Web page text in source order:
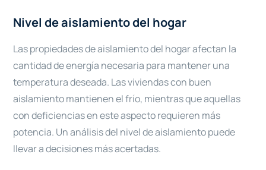
Nivel de aislamiento del hogar
Las propiedades de aislamiento del hogar afectan la
cantidad de energía necesaria para mantener una
temperatura deseada. Las viviendas con buen
aislamiento mantienen el frío, mientras que aquellas
con deficiencias en este aspecto requieren más
potencia. Un análisis del nivel de aislamiento puede
llevar a decisiones más acertadas.